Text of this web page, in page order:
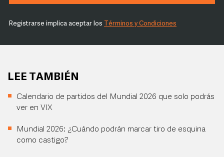
Registrarse implica aceptar los Términos y Condiciones
LEE TAMBIÉN
Calendario de partidos del Mundial 2026 que solo podrás
ver en VIX
Mundial 2026: ¿Cuándo podrán marcar tiro de esquina
como castigo?